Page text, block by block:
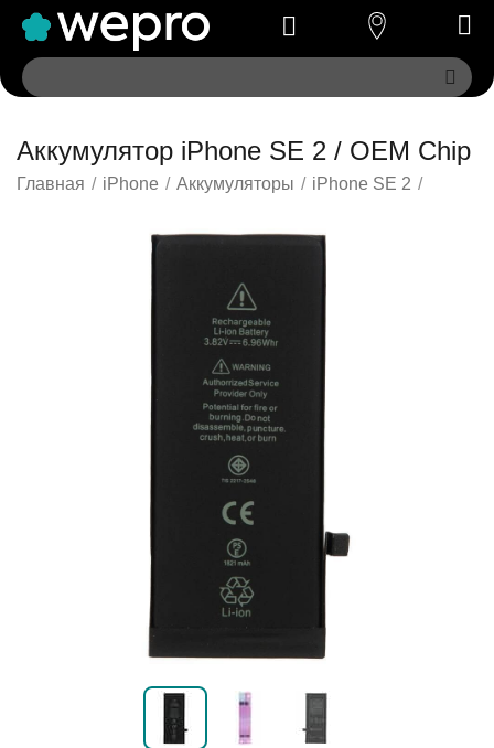
Аккумулятор iPhone SE 2 / OEM Chip
Главная / iPhone / Аккумуляторы / iPhone SE 2 /